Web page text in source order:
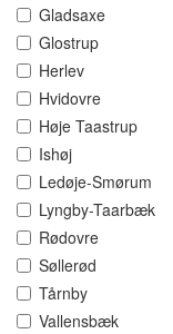
Gladsaxe
Glostrup
Herlev
Hvidovre
Høje Taastrup
Ishøj
Ledøje-Smørum
Lyngby-Taarbæk
Rødovre
Søllerød
Tårnby
Vallensbæk